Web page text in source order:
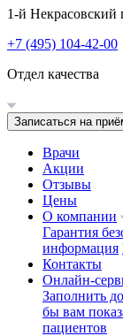
1-й Некрасовский
+7 (495) 104-42-00
Отдел качества
Записаться на
Врачи
Акции
Отзывы
Цены
О компании
Гарантия
информация
Контакты
Онлайн-
Заполнить
бы вам
пациентов